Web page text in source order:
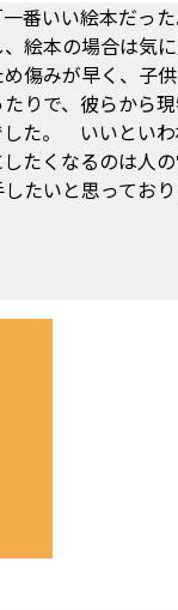
番いい絵本だっ
絵本の場合は気に
傷みが早く、子
りで、彼らから
した。 いいとい
したくなるのは人
たいと思っており